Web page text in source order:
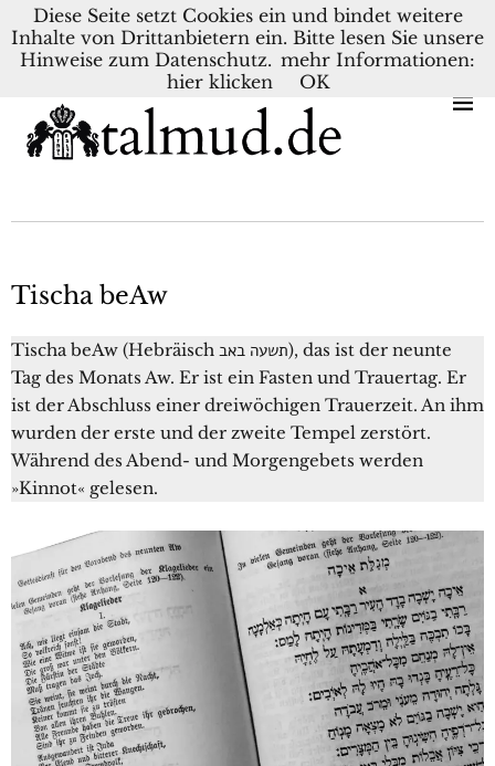
KONTAKT BLOG DEUTSCH NEDERLANDS
Tischa beAw
Tischa beAw (Hebräisch תשעה באב), das ist der neunte
Tag des Monats Aw. Er ist ein Fasten und Trauertag. Er
ist der Abschluss einer dreiwöchigen Trauerzeit. An ihm
wurden der erste und der zweite Tempel zerstört.
Während des Abend- und Morgengebets werden
»Kinnot« gelesen.
Diese Seite setzt Cookies ein und bindet weitere
Inhalte von Drittanbietern ein. Bitte lesen Sie unsere
Hinweise zum Datenschutz. mehr Informationen:
hier klicken
OK